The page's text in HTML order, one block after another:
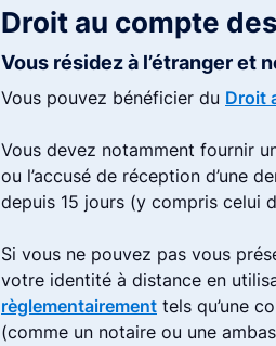
Droit au compte
Vous résidez à l’étranger et
Vous pouvez bénéficier du Droit
Vous devez notamment fournir
ou l’accusé de réception d’une
depuis 15 jours (y compris celui
Si vous ne pouvez pas vous
votre identité à distance en
règlementairement tels qu’une
(comme un notaire ou une